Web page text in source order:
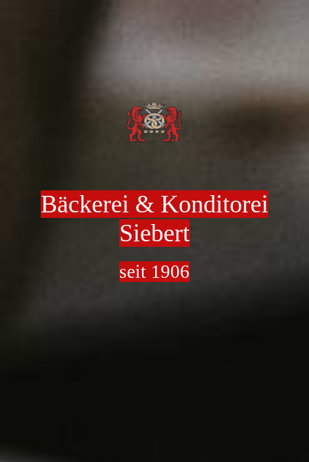
Bäckerei & Konditorei
Siebert
seit 1906